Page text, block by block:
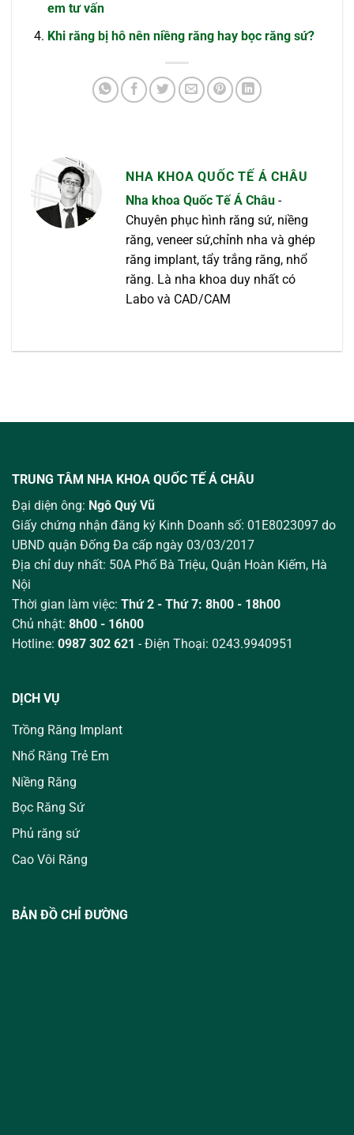
em tư vấn
Khi răng bị hô nên niềng răng hay bọc răng sứ?
NHA KHOA QUỐC TẾ Á CHÂU
Nha khoa Quốc Tế Á Châu -
Chuyên phục hình răng sứ, niềng
răng, veneer sứ,chỉnh nha và ghép
răng implant, tẩy trắng răng, nhổ
răng. Là nha khoa duy nhất có
Labo và CAD/CAM
TRUNG TÂM NHA KHOA QUỐC TẾ Á CHÂU
Đại diện ông: Ngô Quý Vũ
Giấy chứng nhận đăng ký Kinh Doanh số: 01E8023097 do
UBND quận Đống Đa cấp ngày 03/03/2017
Địa chỉ duy nhất: 50A Phố Bà Triệu, Quận Hoàn Kiếm, Hà
Nội
Thời gian làm việc: Thứ 2 - Thứ 7: 8h00 - 18h00
Chủ nhật: 8h00 - 16h00
Hotline: 0987 302 621 - Điện Thoại: 0243.9940951
DỊCH VỤ
Trồng Răng Implant
Nhổ Răng Trẻ Em
Niềng Răng
Bọc Răng Sứ
Phủ răng sứ
Cao Vôi Răng
BẢN ĐỒ CHỈ ĐƯỜNG